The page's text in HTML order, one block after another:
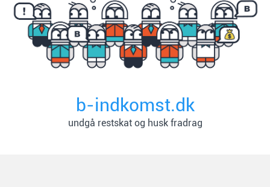
b-indkomst.dk
undgå restskat og husk fradrag